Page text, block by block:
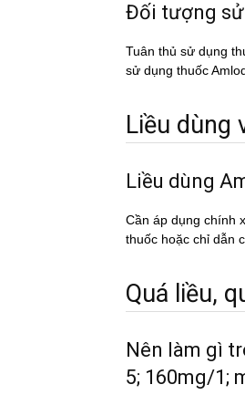
Đối tượng sử
Tuân thủ sử dụng
sử dụng thuốc
Liều dùng
Liều dùng
Cần áp dụng chính
thuốc hoặc chỉ dẫn
Quá liều,
Nên làm gì
5; 160mg/1;